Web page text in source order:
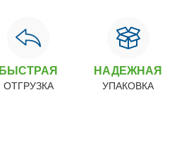
БЫСТРАЯ
ОТГРУЗКА
НАДЕЖНАЯ
УПАКОВКА